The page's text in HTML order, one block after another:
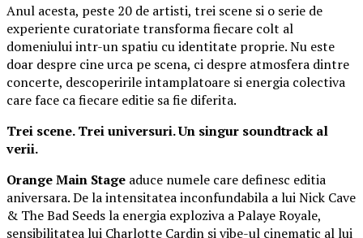
Anul acesta, peste 20 de artisti, trei scene si o serie de
experiente curatoriate transforma fiecare colt al
domeniului intr-un spatiu cu identitate proprie. Nu este
doar despre cine urca pe scena, ci despre atmosfera dintre
concerte, descoperirile intamplatoare si energia colectiva
care face ca fiecare editie sa fie diferita.
Trei scene. Trei universuri. Un singur soundtrack al
verii.
Orange Main Stage aduce numele care definesc editia
aniversara. De la intensitatea inconfundabila a lui Nick Cave
& The Bad Seeds la energia exploziva a Palaye Royale,
sensibilitatea lui Charlotte Cardin si vibe-ul cinematic al lui